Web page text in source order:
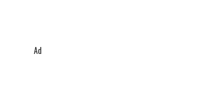
Ad